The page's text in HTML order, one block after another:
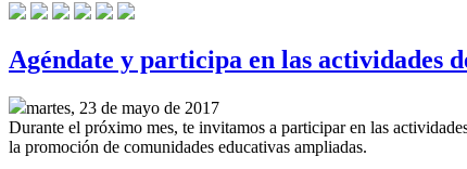
Agéndate y participa en las actividades
martes, 23 de mayo de 2017
Durante el próximo mes, te invitamos a participar en las
la promoción de comunidades educativas ampliadas.